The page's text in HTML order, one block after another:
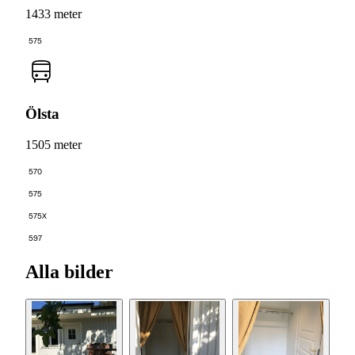
1433 meter
575
Ölsta
1505 meter
570
575
575X
597
Alla bilder